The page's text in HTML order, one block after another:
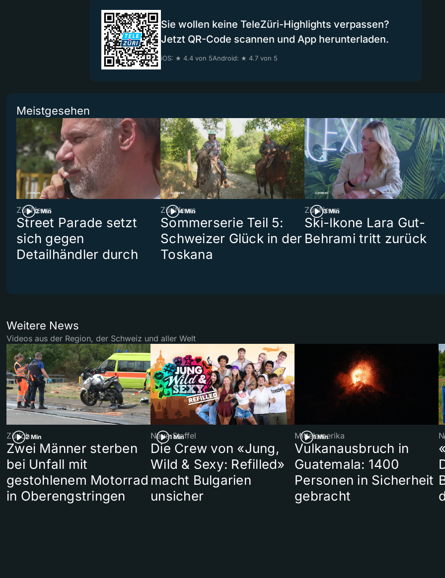
Sie wollen keine TeleZüri-Highlights verpassen?
Jetzt QR-Code scannen und App herunterladen.
iOS: ★ 4.4 von 5Android: ★ 4.7 von 5
Meistgesehen
2 Min
ZüriNews
Street Parade setzt
sich gegen
Detailhändler durch
4 Min
ZüriNews
Sommerserie Teil 5:
Schweizer Glück in der
Toskana
3 Min
ZüriNews
Ski-Ikone Lara Gut-
Behrami tritt zurück
Weitere News
Videos aus der Region, der Schweiz und aller Welt
2 Min
Zürich
Zwei Männer sterben
bei Unfall mit
gestohlenem Motorrad
in Oberengstringen
1 Min
Neue Staffel
Die Crew von «Jung,
Wild & Sexy: Refilled»
macht Bulgarien
unsicher
1 Min
Mittelamerika
Vulkanausbruch in
Guatemala: 1400
Personen in Sicherheit
gebracht